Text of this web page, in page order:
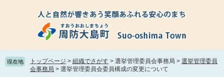
頭
で
飛
ば
現在地 トップページ > 組織でさがす > 選挙管理委員会事務局 > 選挙管理委員
会事務局 > 選挙管理委員会委員構成の変更について